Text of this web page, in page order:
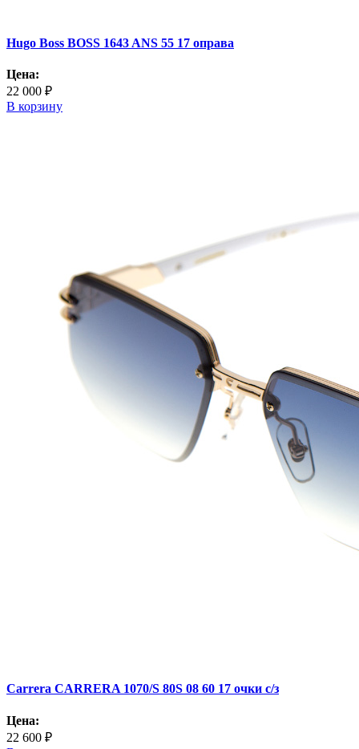
Hugo Boss BOSS 1643 ANS 55 17 оправа
Цена:
22 000 ₽
В корзину
Carrera CARRERA 1070/S 80S 08 60 17 очки с/з
Цена:
22 600 ₽